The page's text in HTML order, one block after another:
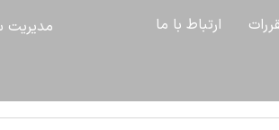
ارتباط با ما مدیریت سایت :